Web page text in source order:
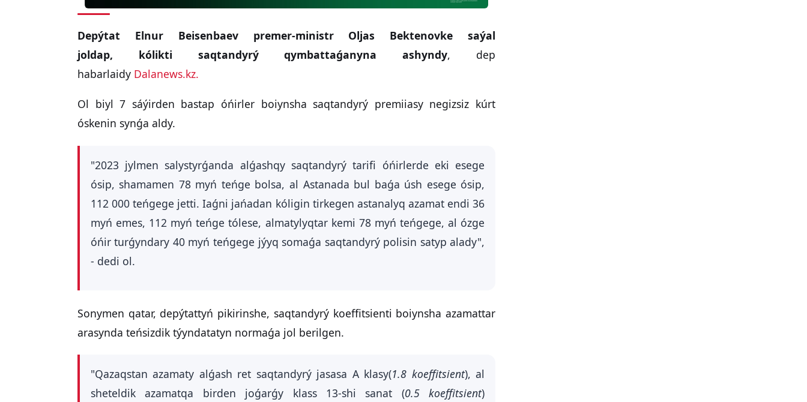
Depýtat Elnur Beisenbaev premer-ministr Oljas Bektenovke saýal
joldap, kólikti saqtandyrý qymbattaǵanyna ashyndy, dep
habarlaidy Dalanews.kz.
Ol biyl 7 sáýirden bastap óńirler boiynsha saqtandyrý premiiasy negizsiz kúrt
óskenin synǵa aldy.
"2023 jylmen salystyrǵanda alǵashqy saqtandyrý tarifi óńirlerde eki esege
ósip, shamamen 78 myń teńge bolsa, al Astanada bul baǵa úsh esege ósip,
112 000 teńgege jetti. Iaǵni jańadan kóligin tirkegen astanalyq azamat endi 36
myń emes, 112 myń teńge tólese, almatylyqtar kemi 78 myń teńgege, al ózge
óńir turǵyndary 40 myń teńgege jýyq somaǵa saqtandyrý polisin satyp alady",
- dedi ol.
Sonymen qatar, depýtattyń pikirinshe, saqtandyrý koeffitsienti boiynsha azamattar
arasynda teńsizdik týyndatatyn normaǵa jol berilgen.
"Qazaqstan azamaty alǵash ret saqtandyrý jasasa A klasy(1.8 koeffitsient), al
sheteldik azamatqa birden joǵarǵy klass 13-shi sanat (0.5 koeffitsient)